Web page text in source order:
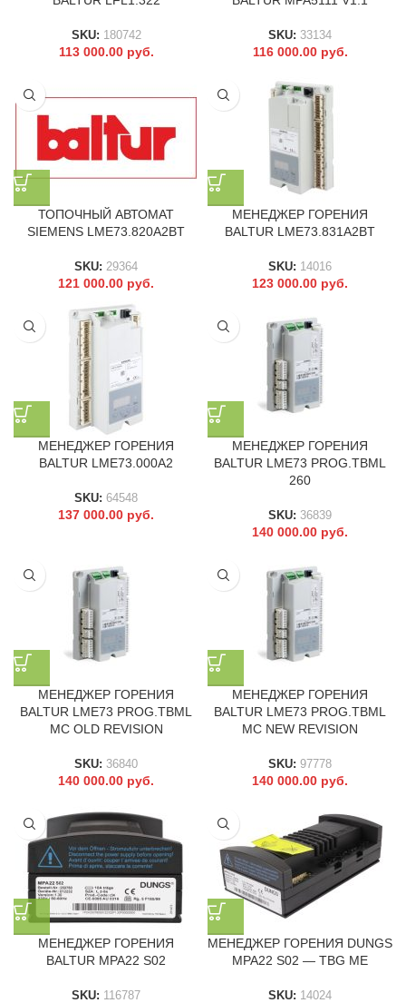
SKU: 180742
113 000.00 руб.
SKU: 33134
116 000.00 руб.
ТОПОЧНЫЙ АВТОМАТ
SIEMENS LME73.820A2BT
SKU: 29364
121 000.00 руб.
МЕНЕДЖЕР ГОРЕНИЯ
BALTUR LME73.831A2BT
SKU: 14016
123 000.00 руб.
МЕНЕДЖЕР ГОРЕНИЯ
BALTUR LME73.000A2
SKU: 64548
137 000.00 руб.
МЕНЕДЖЕР ГОРЕНИЯ
BALTUR LME73 PROG.TBML
260
SKU: 36839
140 000.00 руб.
МЕНЕДЖЕР ГОРЕНИЯ
BALTUR LME73 PROG.TBML
MC OLD REVISION
SKU: 36840
140 000.00 руб.
МЕНЕДЖЕР ГОРЕНИЯ
BALTUR LME73 PROG.TBML
MC NEW REVISION
SKU: 97778
140 000.00 руб.
МЕНЕДЖЕР ГОРЕНИЯ
BALTUR MPA22 S02
SKU: 116787
МЕНЕДЖЕР ГОРЕНИЯ DUNGS
MPA22 S02 — TBG ME
SKU: 14024